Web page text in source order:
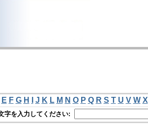
E F G H J K L M N O P Q R S T U V W X
字を入力してください: